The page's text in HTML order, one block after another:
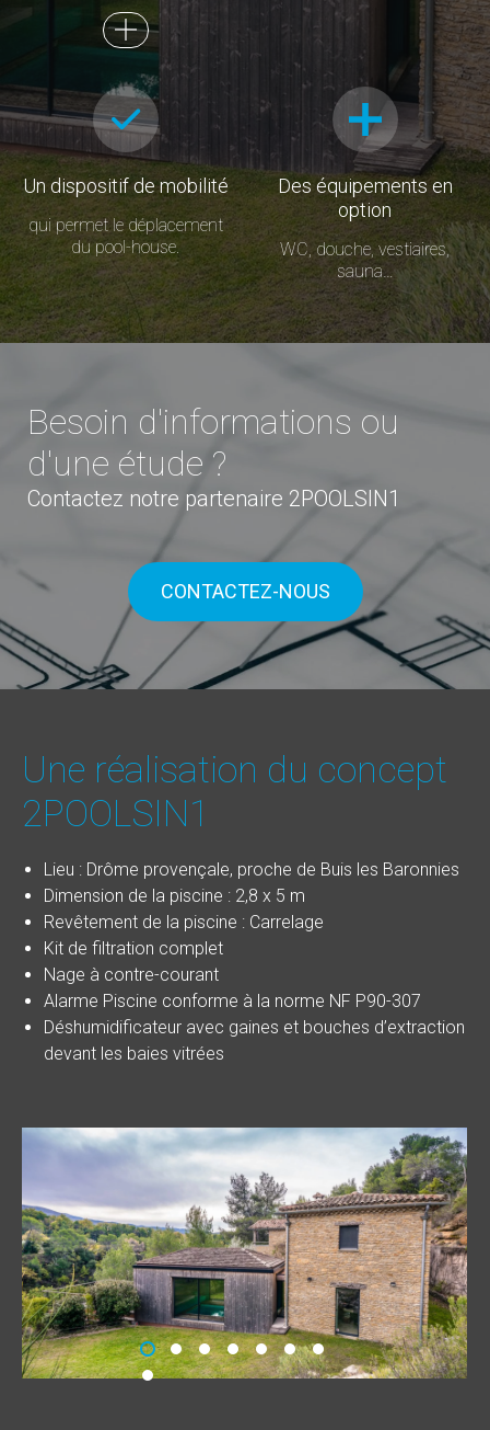
Un dispositif de mobilité
qui permet le déplacement
du pool-house.
Des équipements en
option
WC, douche, vestiaires,
sauna…
Besoin d'informations ou
d'une étude ?
Contactez notre partenaire 2POOLSIN1
CONTACTEZ-NOUS
Une réalisation du concept
2POOLSIN1
Lieu : Drôme provençale, proche de Buis les Baronnies
Dimension de la piscine : 2,8 x 5 m
Revêtement de la piscine : Carrelage
Kit de filtration complet
Nage à contre-courant
Alarme Piscine conforme à la norme NF P90-307
Déshumidificateur avec gaines et bouches d’extraction
devant les baies vitrées